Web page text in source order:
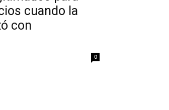
cuando la
con
0